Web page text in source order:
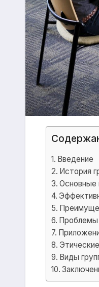
Введение
История
Основные
Проблемы
Виды